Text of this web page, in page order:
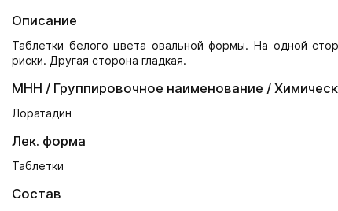
Описание
Таблетки белого цвета овальной формы. На одной
риски. Другая сторона гладкая.
МНН / Группировочное наименование /
Лоратадин
Лек. форма
Таблетки
Состав